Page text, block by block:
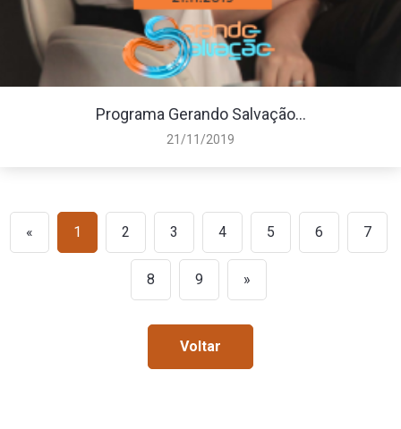
Programa Gerando Salvação...
21/11/2019
« 1 2 3 4 5 6 7
8 9 »
Voltar